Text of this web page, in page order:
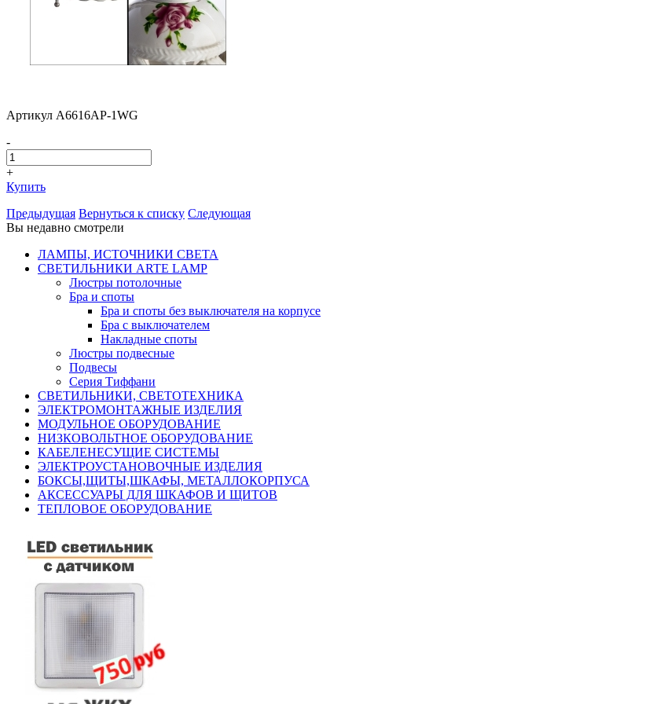
Артикул A6616AP-1WG
-
+
Купить
Предыдущая Вернуться к списку Следующая
Вы недавно смотрели
ЛАМПЫ, ИСТОЧНИКИ СВЕТА
СВЕТИЛЬНИКИ ARTE LAMP
Люстры потолочные
Бра и споты
Бра и споты без выключателя на корпусе
Бра с выключателем
Накладные споты
Люстры подвесные
Подвесы
Серия Тиффани
СВЕТИЛЬНИКИ, СВЕТОТЕХНИКА
ЭЛЕКТРОМОНТАЖНЫЕ ИЗДЕЛИЯ
МОДУЛЬНОЕ ОБОРУДОВАНИЕ
НИЗКОВОЛЬТНОЕ ОБОРУДОВАНИЕ
КАБЕЛЕНЕСУЩИЕ СИСТЕМЫ
ЭЛЕКТРОУСТАНОВОЧНЫЕ ИЗДЕЛИЯ
БОКСЫ,ЩИТЫ,ШКАФЫ, МЕТАЛЛОКОРПУСА
АКСЕССУАРЫ ДЛЯ ШКАФОВ И ЩИТОВ
ТЕПЛОВОЕ ОБОРУДОВАНИЕ